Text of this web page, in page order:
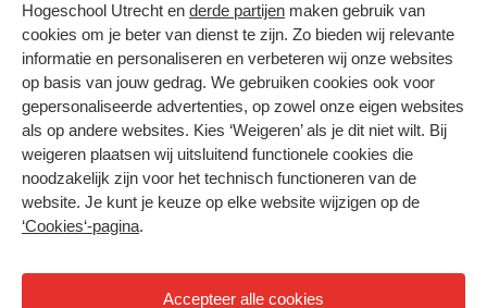
Hogeschool Utrecht en derde partijen maken gebruik van
cookies om je beter van dienst te zijn. Zo bieden wij relevante
informatie en personaliseren en verbeteren wij onze websites
op basis van jouw gedrag. We gebruiken cookies ook voor
gepersonaliseerde advertenties, op zowel onze eigen websites
als op andere websites. Kies ‘Weigeren’ als je dit niet wilt. Bij
weigeren plaatsen wij uitsluitend functionele cookies die
noodzakelijk zijn voor het technisch functioneren van de
website. Je kunt je keuze op elke website wijzigen op de
‘Cookies‘-pagina.
Accepteer alle cookies
Contact
Master
Post-master
Studiekeuze deeltijd
HU Bibliotheek
HU Ontwikkelt
Duurzame HU
Intranet
Trajectum
Hier komt alles samen
Colofon
Privacy
Cookies
Nieuwsbrief